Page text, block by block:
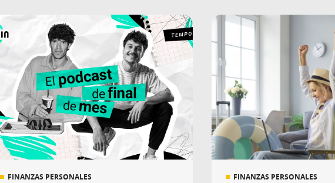
FINANZAS PERSONALES FINANZAS PERSONALES